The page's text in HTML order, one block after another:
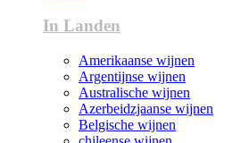
In Landen
Amerikaanse wijnen
Argentijnse wijnen
Australische wijnen
Azerbeidzjaanse wijnen
Belgische wijnen